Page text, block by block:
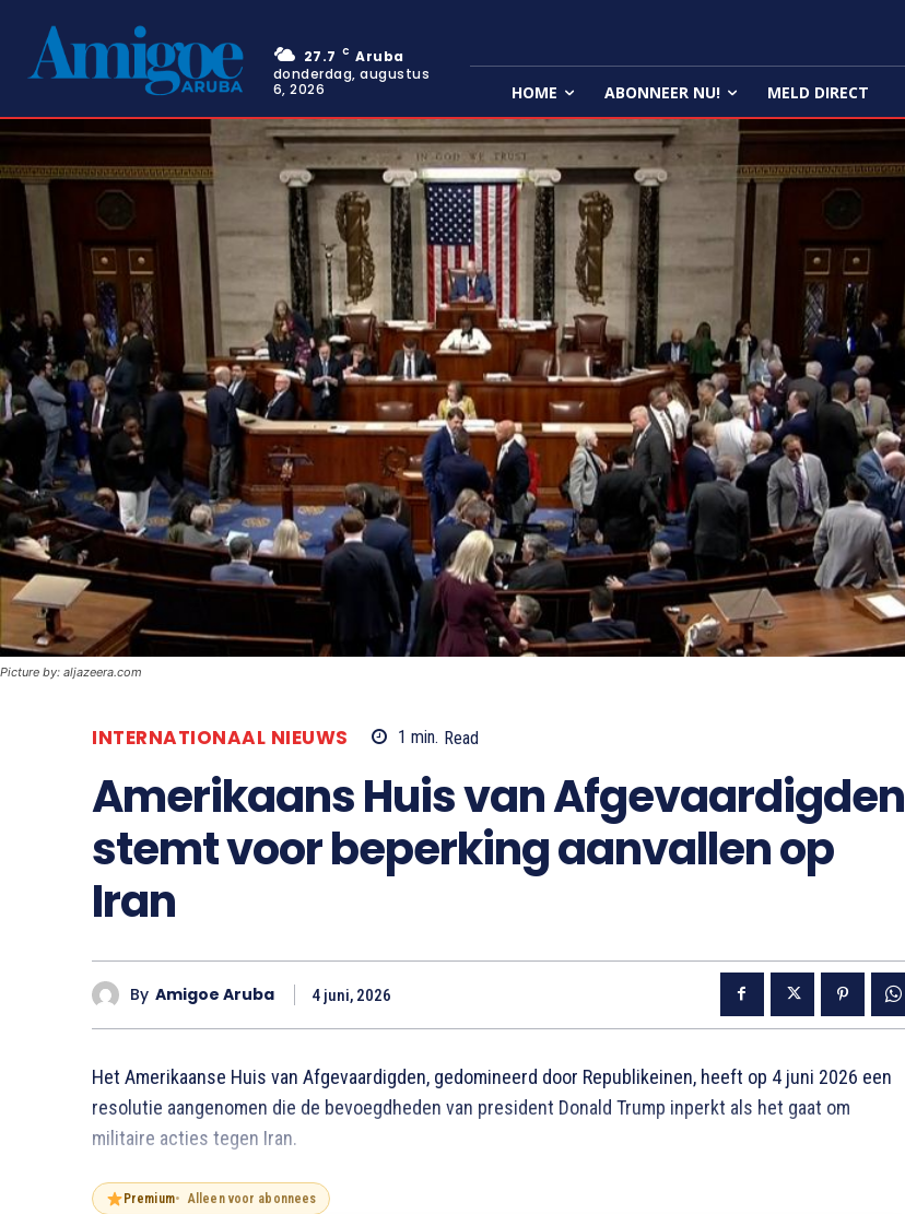
27.7 C Aruba
donderdag, augustus
6, 2026
HOME ABONNEER NU! MELD DIRECT
Picture by: aljazeera.com
INTERNATIONAAL NIEUWS 1 min. Read
Amerikaans Huis van Afgevaardigden
stemt voor beperking aanvallen op
Iran
By Amigoe Aruba 4 juni, 2026
Het Amerikaanse Huis van Afgevaardigden, gedomineerd door Republikeinen, heeft op 4 juni 2026 een
resolutie aangenomen die de bevoegdheden van president Donald Trump inperkt als het gaat om
militaire acties tegen Iran.
Premium Alleen voor abonnees